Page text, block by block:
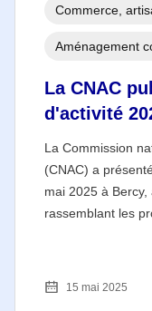
La CNAC
d'activité
La Commission
(CNAC) a
mai 2025 à
rassemblant les
Commerce,
Aménagement
15 mai 2025